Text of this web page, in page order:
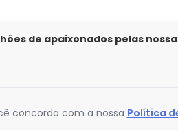
de apaixonados pelas
concorda com a nossa Política